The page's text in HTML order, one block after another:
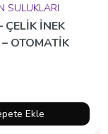
SULUKLARI
ÇELİK İNEK
OTOMATİK
Ekle